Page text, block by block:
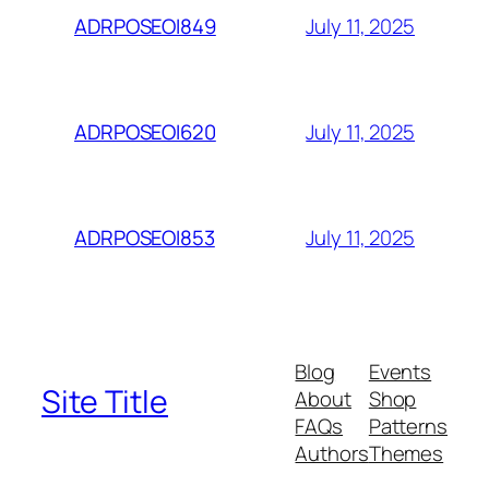
ADRPOSEOI849 July 11, 2025
ADRPOSEOI620 July 11, 2025
ADRPOSEOI853 July 11, 2025
Site Title
Blog
About
FAQs
Authors
Events
Shop
Patterns
Themes